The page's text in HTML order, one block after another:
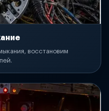
восстановим